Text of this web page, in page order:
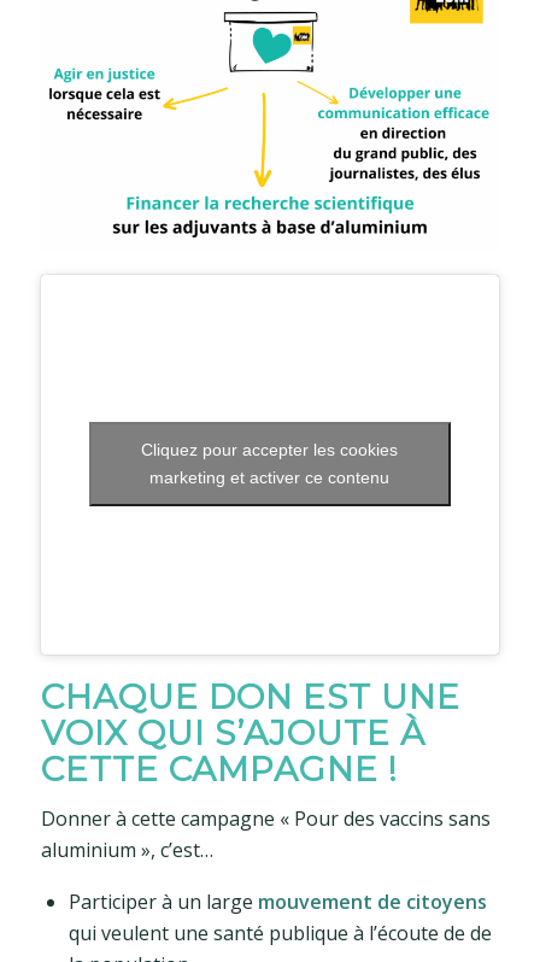
Cliquez pour accepter les cookies
marketing et activer ce contenu
CHAQUE DON EST UNE
VOIX QUI S’AJOUTE À
CETTE CAMPAGNE !
Donner à cette campagne « Pour des vaccins sans
aluminium », c’est…
Participer à un large mouvement de citoyens
qui veulent une santé publique à l’écoute de de